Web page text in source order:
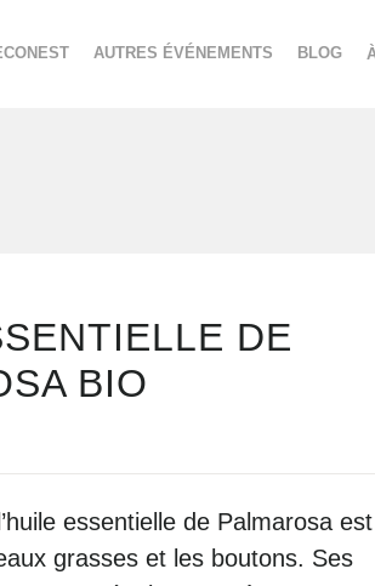
AUTRES ÉVÉNEMENTS BLOG
DE
BIO
essentielle de Palmarosa est
grasseset les boutons. Ses